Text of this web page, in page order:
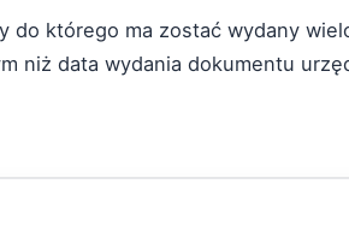
do którego ma zostać wydany
niż data wydania dokumentu